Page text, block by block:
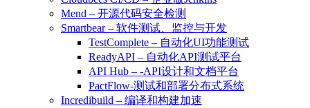
Mend – 开源代码安全检测
Smartbear – 软件测试、监控与开发
TestComplete – 自动化UI功能测试
ReadyAPI – 自动化API测试平台
API Hub – -API设计和文档平台
PactFlow-测试和部署分布式系统
Incredibuild – 编译和构建加速